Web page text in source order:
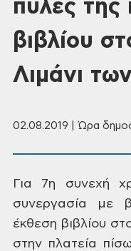
πύλες της
βιβλίου
Λιμάνι
02.08.2019 | Ώρα
Για 7η συνεχή
συνεργασία
με
έκθεση βιβλίου
στην πλατεία